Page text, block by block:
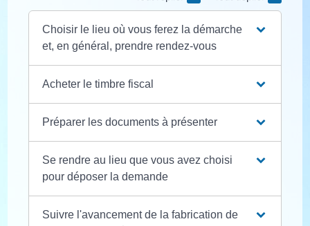
Choisir le lieu où vous ferez la démarche
et, en général, prendre rendez-vous
Acheter le timbre fiscal
Préparer les documents à présenter
Se rendre au lieu que vous avez choisi
pour déposer la demande
Suivre l'avancement de la fabrication de